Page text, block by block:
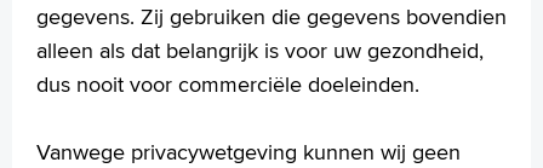
gegevens. Zij gebruiken die gegevens bovendien
alleen als dat belangrijk is voor uw gezondheid,
dus nooit voor commerciële doeleinden.
Vanwege privacywetgeving kunnen wij geen